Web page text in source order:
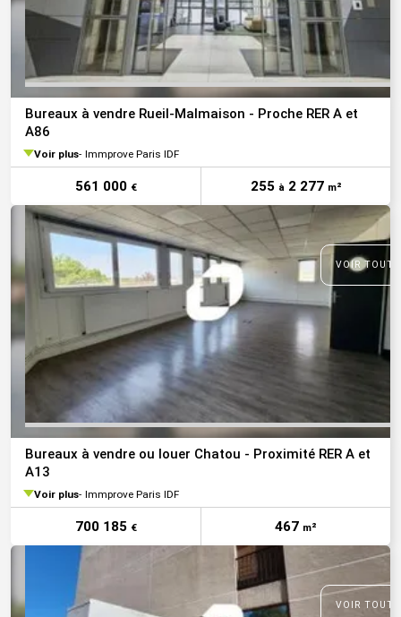
Bureaux à vendre Rueil-Malmaison - Proche RER A et
A86
Voir plus Immprove Paris IDF
561 000 € 255 à2 277 m²
VOIR
Bureaux à vendre ou louer Chatou - Proximité RER A et
A13
Voir plus Immprove Paris IDF
700 185 € 467 m²
VOIR